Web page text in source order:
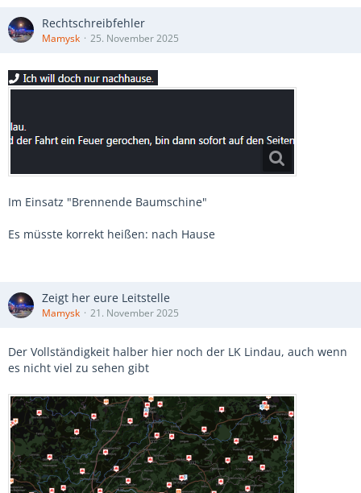
Rechtschreibfehler
Mamysk 25. November 2025
Im Einsatz "Brennende Baumschine"
Es müsste korrekt heißen: nach Hause
Zeigt her eure Leitstelle
Mamysk 21. November 2025
Der Vollständigkeit halber hier noch der LK Lindau, auch wenn
es nicht viel zu sehen gibt